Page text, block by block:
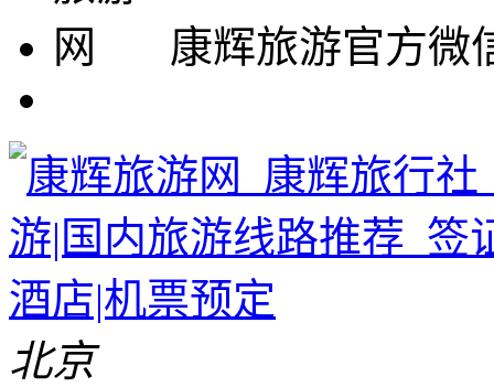
康辉旅游官方微
北京